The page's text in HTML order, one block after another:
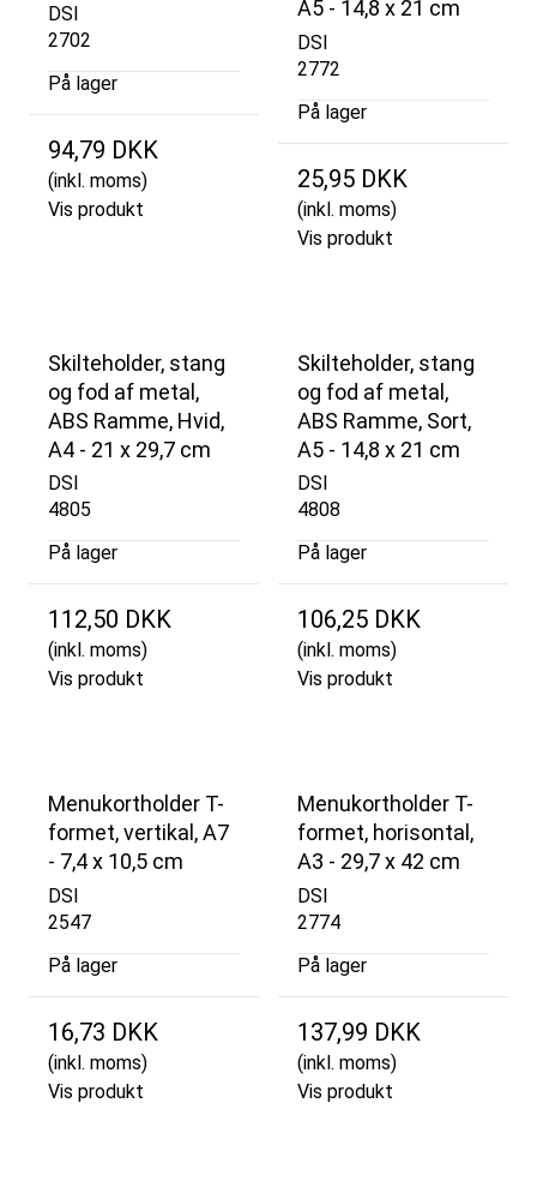
DSI
2702
På lager
94,79 DKK
(inkl. moms)
Vis produkt
A5 - 14,8 x 21 cm
DSI
2772
På lager
25,95 DKK
(inkl. moms)
Vis produkt
Skilteholder, stang
og fod af metal,
ABS Ramme, Hvid,
A4 - 21 x 29,7 cm
DSI
4805
På lager
112,50 DKK
(inkl. moms)
Vis produkt
Skilteholder, stang
og fod af metal,
ABS Ramme, Sort,
A5 - 14,8 x 21 cm
DSI
4808
På lager
106,25 DKK
(inkl. moms)
Vis produkt
Menukortholder T-
formet, vertikal, A7
- 7,4 x 10,5 cm
DSI
2547
På lager
16,73 DKK
(inkl. moms)
Vis produkt
Menukortholder T-
formet, horisontal,
A3 - 29,7 x 42 cm
DSI
2774
På lager
137,99 DKK
(inkl. moms)
Vis produkt